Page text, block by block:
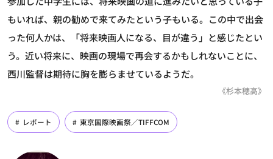
もいれば、親の勧めで来てみたという子もいる。この中で出会
った何人かは、「将来映画人になる、目が違う」と感じたとい
う。近い将来に、映画の現場で再会するかもしれないことに、
西川監督は期待に胸を膨らませているようだ。
《杉本穂高》
レポート 東京国際映画祭／TIFFCOM